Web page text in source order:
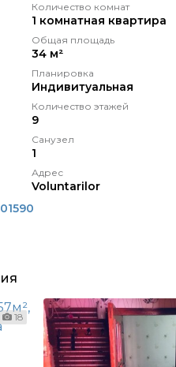
Количество комнат
1 комнатная квартира
Общая площадь
34 м²
Планировка
Индивитуальная
Количество этажей
9
Санузел
1
Адрес
Voluntarilor
18